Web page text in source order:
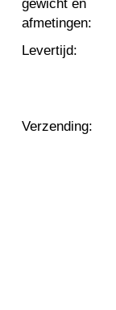
gewicht en
afmetingen:
Levertijd:
Verzending: